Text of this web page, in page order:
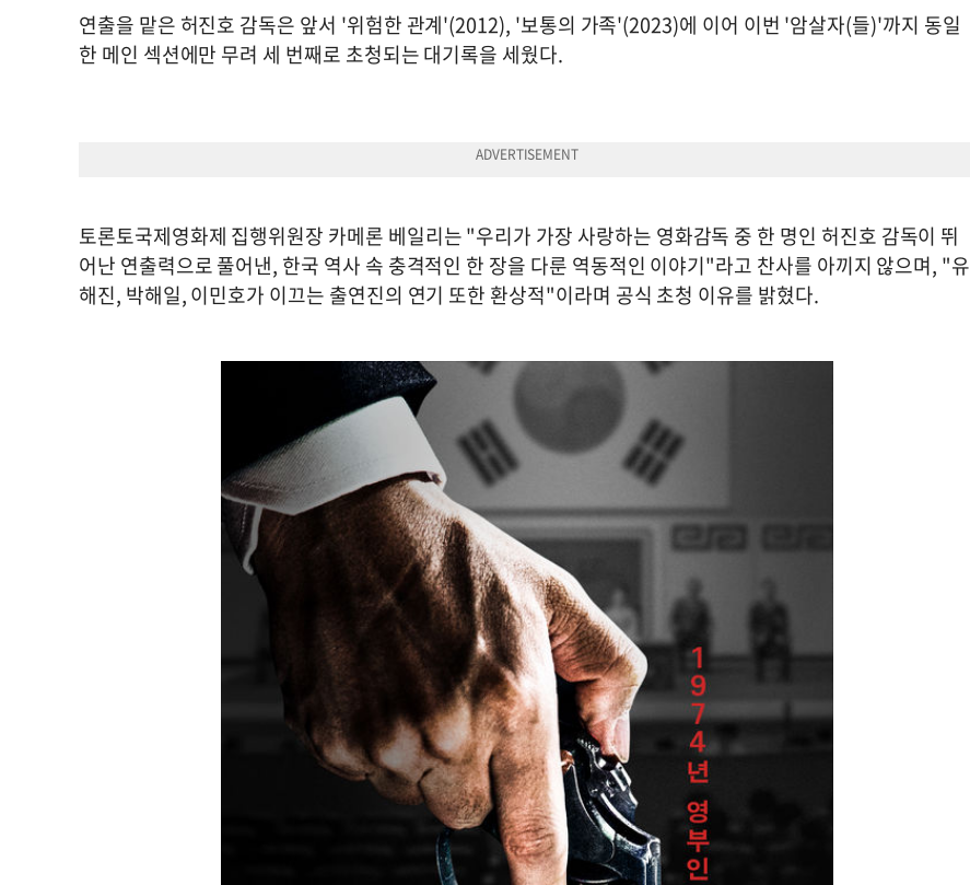
연출을 맡은 허진호 감독은 앞서 '위험한 관계'(2012), '보통의 가족'(2023)에 이어 이번 '암살자(들)'까지 동일
한 메인 섹션에만 무려 세 번째로 초청되는 대기록을 세웠다.
토론토국제영화제 집행위원장 카메론 베일리는 "우리가 가장 사랑하는 영화감독 중 한 명인 허진호 감독이 뛰
어난 연출력으로 풀어낸, 한국 역사 속 충격적인 한 장을 다룬 역동적인 이야기"라고 찬사를 아끼지 않으며, "유
해진, 박해일, 이민호가 이끄는 출연진의 연기 또한 환상적"이라며 공식 초청 이유를 밝혔다.